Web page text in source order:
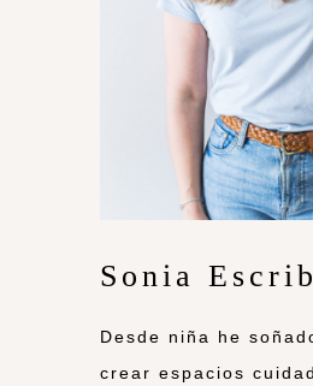
Sonia
Desde niña he
crear espacios